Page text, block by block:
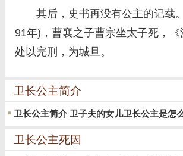
其后，史书再没有公主的记载
91年)，曹襄之子曹宗坐太子死，《
处以完刑，为城旦。
卫长公主简介
卫长公主简介 卫子夫的女儿卫长公主是怎
卫长公主死因